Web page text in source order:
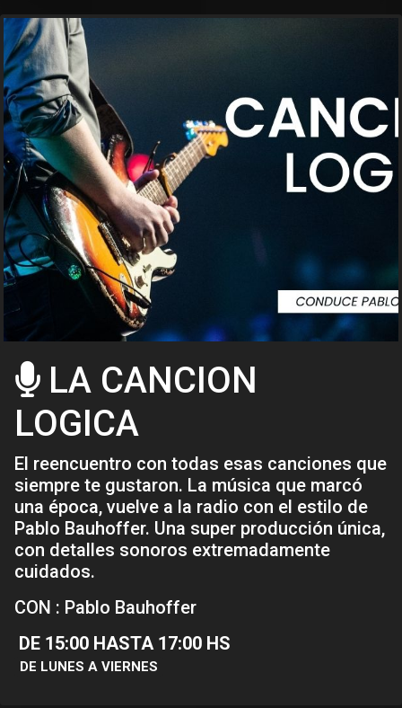
LA CANCION
LOGICA
El reencuentro con todas esas canciones que
siempre te gustaron. La música que marcó
una época, vuelve a la radio con el estilo de
Pablo Bauhoffer. Una super producción única,
con detalles sonoros extremadamente
cuidados.
CON : Pablo Bauhoffer
DE 15:00 HASTA 17:00 HS
DE LUNES A VIERNES